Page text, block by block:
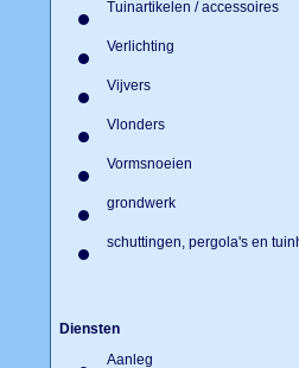
Tuinartikelen / accessoires
Verlichting
Vijvers
Vlonders
Vormsnoeien
grondwerk
schuttingen, pergola's en
Diensten